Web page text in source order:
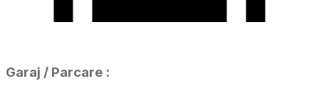
Garaj / Parcare :